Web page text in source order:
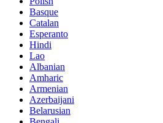
Basque
Catalan
Esperanto
Hindi
Lao
Albanian
Amharic
Armenian
Azerbaijani
Belarusian